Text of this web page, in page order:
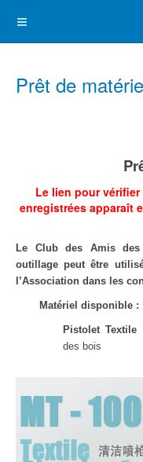
Prêt de
Le lien pour
enregistrées apparaît
Le Club des Amis
outillage peut être
l’Association dans les
Matériel disponible :
Pistolet Textile
des bois